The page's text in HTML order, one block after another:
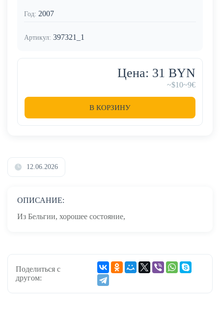
Год: 2007
Артикул: 397321_1
Цена: 31 BYN
~$10~9€
В КОРЗИНУ
12.06.2026
ОПИСАНИЕ:
Из Бельгии, хорошее состояние,
Поделиться с
другом: